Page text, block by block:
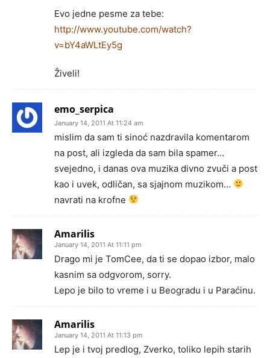
Evo jedne pesme za tebe:
http://www.youtube.com/watch?
v=bY4aWLtEy5g
Živeli!
emo_serpica
January 14, 2011 At 11:24 am
mislim da sam ti sinoć nazdravila komentarom
na post, ali izgleda da sam bila spamer…
svejedno, i danas ova muzika divno zvuči a post
kao i uvek, odličan, sa sjajnom muzikom…
navrati na krofne
Amarilis
January 14, 2011 At 11:11 pm
Drago mi je TomCee, da ti se dopao izbor, malo
kasnim sa odgvorom, sorry.
Lepo je bilo to vreme i u Beogradu i u Paraćinu.
Amarilis
January 14, 2011 At 11:13 pm
Lep je i tvoj predlog, Zverko, toliko lepih starih